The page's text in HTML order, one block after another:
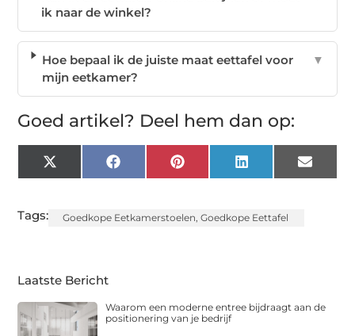
ik naar de winkel?
Hoe bepaal ik de juiste maat eettafel voor
mijn eetkamer?
▼
Goed artikel? Deel hem dan op:
X
(Twitter)
FacebookPinterest LinkedIn Email
Tags: Goedkope Eetkamerstoelen ,Goedkope Eettafel
Laatste Bericht
Waarom een moderne entree bijdraagt aan de
positionering van je bedrijf